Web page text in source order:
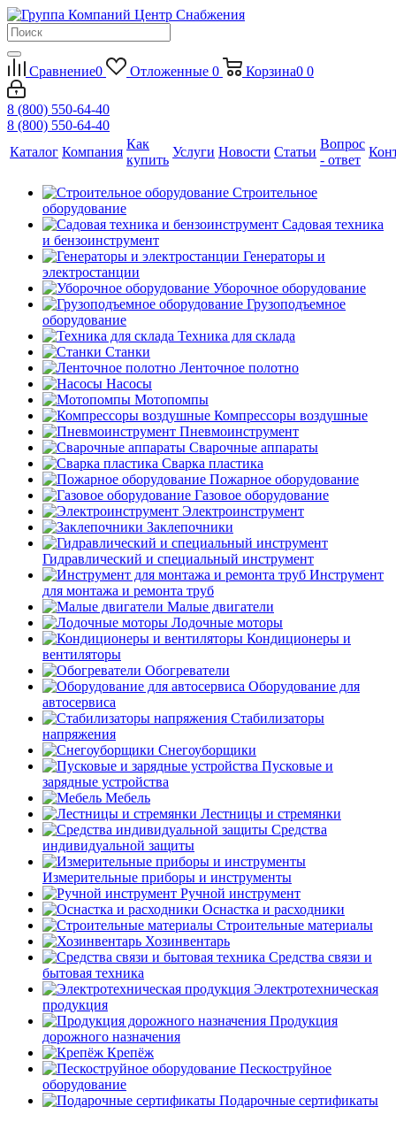
Сравнение0 Отложенные 0 Корзина0 0
8 (800) 550-64-40
8 (800) 550-64-40
Каталог Компания
Как
купить
Услуги Новости Статьи
Вопрос
- ответ
Строительное
оборудование
Садовая техника
и бензоинструмент
Генераторы и
электростанции
Уборочное оборудование
Грузоподъемное
оборудование
Техника для склада
Станки
Ленточное полотно
Насосы
Мотопомпы
Компрессоры воздушные
Пневмоинструмент
Сварочные аппараты
Сварка пластика
Пожарное оборудование
Газовое оборудование
Электроинструмент
Заклепочники
Гидравлический и специальный инструмент
Инструмент
для монтажа и ремонта труб
Малые двигатели
Лодочные моторы
Кондиционеры и
вентиляторы
Обогреватели
Оборудование для
автосервиса
Стабилизаторы
напряжения
Снегоуборщики
Пусковые и
зарядные устройства
Мебель
Лестницы и стремянки
Средства
индивидуальной защиты
Измерительные приборы и инструменты
Ручной инструмент
Оснастка и расходники
Строительные материалы
Хозинвентарь
Средства связи и
бытовая техника
Электротехническая
продукция
Продукция
дорожного назначения
Крепёж
Пескоструйное
оборудование
Подарочные сертификаты